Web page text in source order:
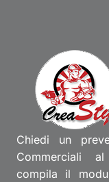
Chiedi un
Commerciali
compila il